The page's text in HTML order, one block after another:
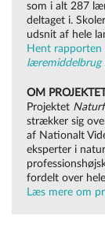
som i alt 287
deltaget i.
udsnit af hele
Hent rapporten
læremiddelbrug
OM PROJEKTET
Projektet
strækker sig
af Nationalt
eksperter i
fordelt over
Læs mere om